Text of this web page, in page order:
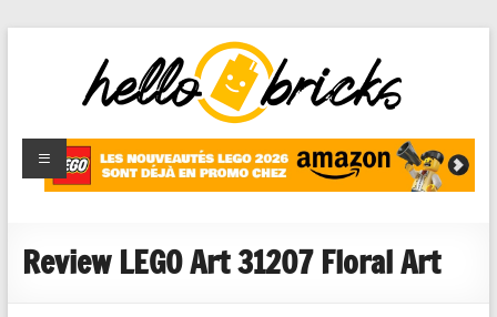
HelloBricks
Blog LEGO,
nouveaut�s
reviews
Review LEGO Art 31207 Floral Art